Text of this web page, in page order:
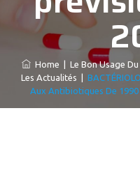
Home Le Bon Usage
Les Actualités
Aux Antibiotiques De